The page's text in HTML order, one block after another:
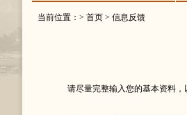
当前位置：> 首页 > 信息反馈
请尽量完整输入您的基本资料